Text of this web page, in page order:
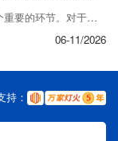
在印刷业，清洗印刷配件是一个重要的环节。对于陕西印刷配件清洗，很多人都存在一些常见问题。首先，.常见的问题是如何正确清洗印刷配件。在这里，我们建议使用专业清洗设备和适当的清洗剂，避免使用不当的清洗方法，以免损坏配件。其次，许多人关心清洗后的配件是否会影响印刷质量。实际上，正确的清洗过程不会对印刷产生负面影响，反而能够....
06-11/2026
持：